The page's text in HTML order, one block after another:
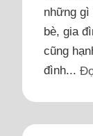
những
bè, gia
cũng
đình...